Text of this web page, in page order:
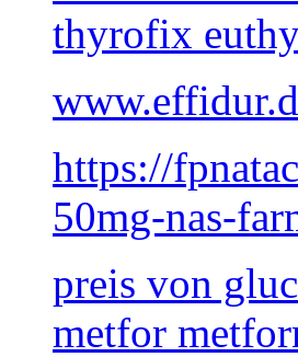
thyrofix
https://
50mg-nas-
preis von
metfor